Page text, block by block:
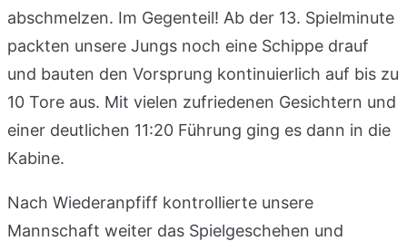
abschmelzen. Im Gegenteil! Ab der 13. Spielminute
packten unsere Jungs noch eine Schippe drauf
und bauten den Vorsprung kontinuierlich auf bis zu
10 Tore aus. Mit vielen zufriedenen Gesichtern und
einer deutlichen 11:20 Führung ging es dann in die
Kabine.
Nach Wiederanpfiff kontrollierte unsere
Mannschaft weiter das Spielgeschehen und